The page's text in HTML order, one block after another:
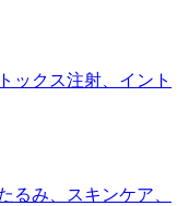
ックス注射、イント
るみ、スキンケア、